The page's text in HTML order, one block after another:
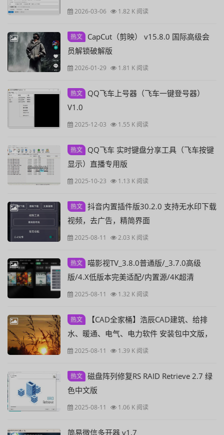
2026-03-06 1.82 K 阅读
热文
CapCut（剪映） v15.8.0 国际高级会
员解锁破解版
2026-01-29 1.81 K 阅读
热文
QQ飞车上号器（飞车一键登号器）
V1.0
2025-12-03 1.55 K 阅读
热文
QQ飞车 实时键盘分享工具（飞车按键
显示）直播专用版
2025-10-23 1.13 K 阅读
热文 抖音内置插件版30.2.0 支持无水印下载
视频，去广告，精简界面
2025-08-11 2.03 K 阅读
热文
喵影视TV_3.8.0普通版/_3.7.0高级
版/4.X低版本完美适配/内置源/4K超清
2025-08-11 1.32 K 阅读
热文
【CAD全家桶】浩辰CAD建筑、给排
水、暖通、电气、电力软件 安装包中文版，
亲测可用！
2025-08-11 1.39 K 阅读
热文 磁盘阵列修复RS RAID Retrieve 2.7 绿
色中文版
2025-08-11 1.06 K 阅读
简易微信多开器 v1.7